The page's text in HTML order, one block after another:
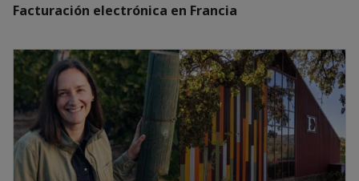
Facturación electrónica en Francia